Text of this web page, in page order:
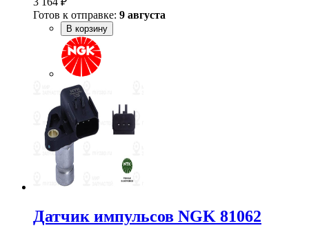
Готов к отправке: 9 августа
В корзину
Датчик импульсов NGK 81062